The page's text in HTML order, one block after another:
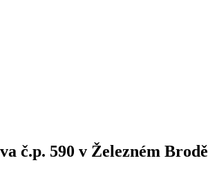
č.p. 590 v Železném Brodě